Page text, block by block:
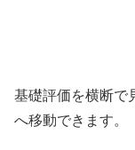
基礎評価を横断で
へ移動できます。